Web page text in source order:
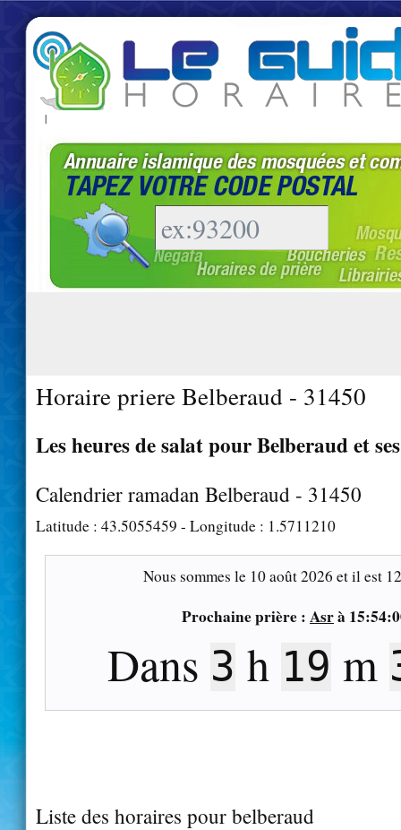
|
Horaire priere Belberaud - 31450
Les heures de salat pour Belberaud et
Calendrier ramadan Belberaud - 31450
Latitude : 43.5055459 - Longitude : 1.5711210
Nous sommes le 10 août 2026 et il est
Prochaine prière : Asrà
Dans 3 h 19 m
Liste des horaires pour belberaud